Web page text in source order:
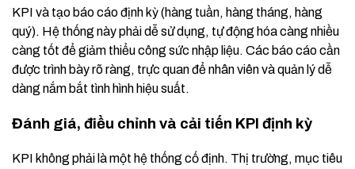
KPI và tạo báo cáo định kỳ (hàng tuần, hàng tháng, hàng
quý). Hệ thống này phải dễ sử dụng, tự động hóa càng nhiều
càng tốt để giảm thiểu công sức nhập liệu. Các báo cáo cần
được trình bày rõ ràng, trực quan để nhân viên và quản lý dễ
dàng nắm bắt tình hình hiệu suất.
Đánh giá, điều chỉnh và cải tiến KPI định kỳ
KPI không phải là một hệ thống cố định. Thị trường, mục tiêu